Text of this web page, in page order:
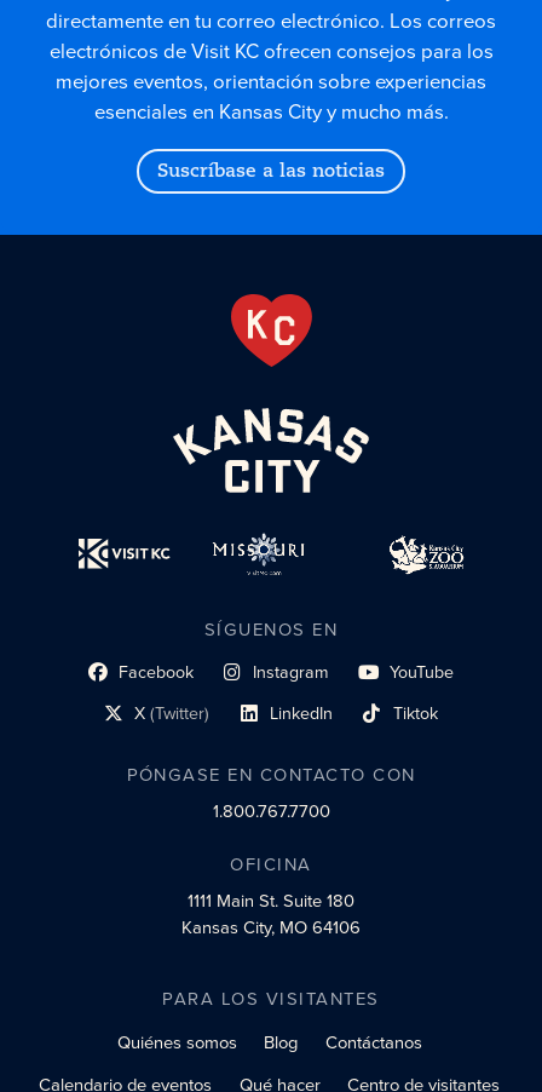
directamente en tu correo electrónico. Los correos
electrónicos de Visit KC ofrecen consejos para los
mejores eventos, orientación sobre experiencias
esenciales en Kansas City y mucho más.
Suscríbase a las noticias
SÍGUENOS EN
Facebook
enlace al perfil social Instagram
enlace de perfil social YouTube
enlace de perfil social
X(Twitter)
enlace al perfil social LinkedIn
enlace al perfil social Tiktok
enlace al perfil social
PÓNGASE EN CONTACTO CON
1.800.767.7700
OFICINA
1111 Main St.Suite 180
Kansas City, MO 64106
PARA LOS VISITANTES
Quiénes somos
Blog
Contáctanos
Calendario de eventos
Qué hacer Centro de visitantes